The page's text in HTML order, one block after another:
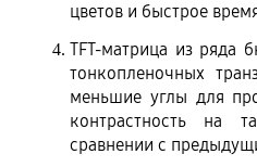
цветов и быстрое
TFT-матрица из ряда
тонкопленочных
меньшие углы для
контрастность на
сравнении с